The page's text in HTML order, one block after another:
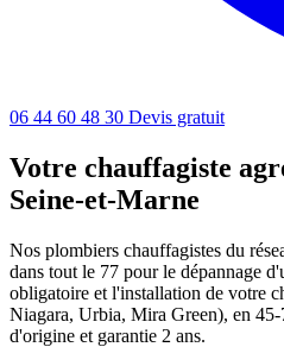
06 44 60 48 30 Devis gratuit
Votre chauffagiste
Seine-et-Marne
Nos plombiers chauffagistes du
dans tout le 77 pour le dépannage
obligatoire et l'installation de votre
Niagara, Urbia, Mira Green), en 45-
d'origine et garantie 2 ans.